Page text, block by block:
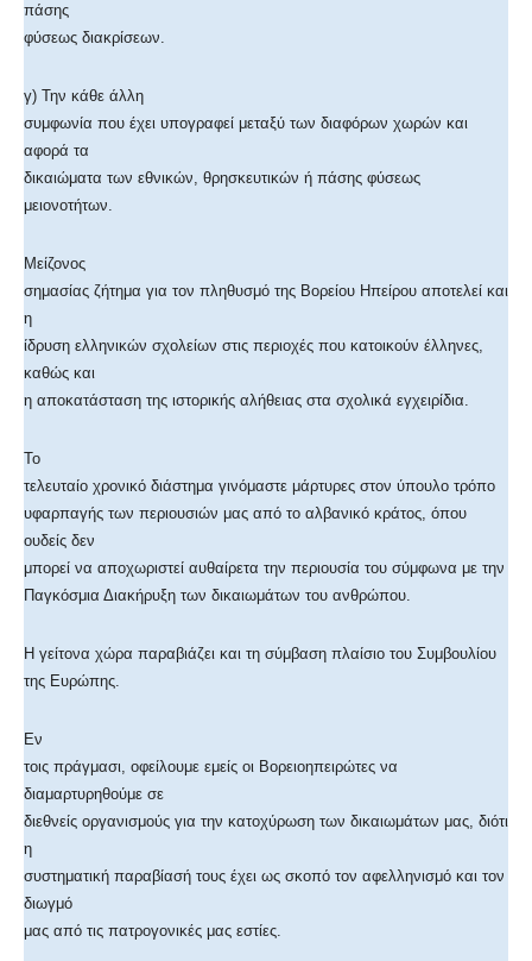
πάσης
φύσεως διακρίσεων.
γ) Την κάθε άλλη
συμφωνία που έχει υπογραφεί μεταξύ των διαφόρων χωρών και
αφορά τα
δικαιώματα των εθνικών, θρησκευτικών ή πάσης φύσεως
μειονοτήτων.
Μείζονος
σημασίας ζήτημα για τον πληθυσμό της Βορείου Ηπείρου αποτελεί και
η
ίδρυση ελληνικών σχολείων στις περιοχές που κατοικούν έλληνες,
καθώς και
η αποκατάσταση της ιστορικής αλήθειας στα σχολικά εγχειρίδια.
Το
τελευταίο χρονικό διάστημα γινόμαστε μάρτυρες στον ύπουλο τρόπο
υφαρπαγής των περιουσιών μας από το αλβανικό κράτος, όπου
ουδείς δεν
μπορεί να αποχωριστεί αυθαίρετα την περιουσία του σύμφωνα με την
Παγκόσμια Διακήρυξη των δικαιωμάτων του ανθρώπου.
Η γείτονα χώρα παραβιάζει και τη σύμβαση πλαίσιο του Συμβουλίου
της Ευρώπης.
Εν
τοις πράγμασι, οφείλουμε εμείς οι Βορειοηπειρώτες να
διαμαρτυρηθούμε σε
διεθνείς οργανισμούς για την κατοχύρωση των δικαιωμάτων μας, διότι
η
συστηματική παραβίασή τους έχει ως σκοπό τον αφελληνισμό και τον
διωγμό
μας από τις πατρογονικές μας εστίες.